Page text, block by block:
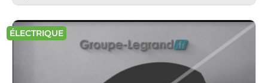
ÉLECTRIQUE